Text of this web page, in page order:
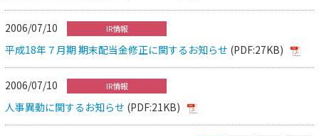
2006/07/10 IR情報
平成18年７月期 期末配当金修正に関するお知らせ (PDF:27KB)
2006/07/10 IR情報
人事異動に関するお知らせ (PDF:21KB)